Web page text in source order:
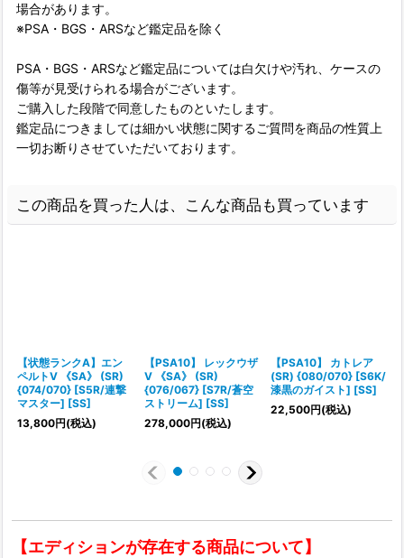
場合があります。
※PSA・BGS・ARSなど鑑定品を除く
PSA・BGS・ARSなど鑑定品については白欠けや汚れ、ケースの
傷等が見受けられる場合がございます。
ご購入した段階で同意したものといたします。
鑑定品につきましては細かい状態に関するご質問を商品の性質上
一切お断りさせていただいております。
この商品を買った人は、こんな商品も買っています
【状態ランクA】エン
ペルトV 《SA》 (SR)
{074/070} [S5R/連撃
マスター] [SS]
13,800円(税込)
【PSA10】 レックウザ
V 《SA》 (SR)
{076/067} [S7R/蒼空
ストリーム] [SS]
278,000円(税込)
【PSA10】 カトレア
(SR) {080/070} [S6K/
漆黒のガイスト] [SS]
22,500円(税込)
【エディションが存在する商品について】